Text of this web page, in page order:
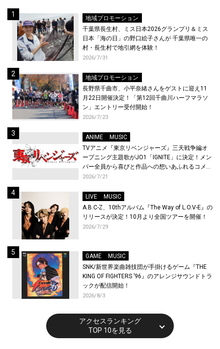
地域プロモーション
千葉県長生村、ミス日本2026グランプリ＆ミス
日本「海の日」の野口絵子さんが 千葉県唯一の
村・長生村で地引網を体験！
2026/7/31
地域プロモーション
長野県千曲市、小平奈緒さんをゲストに迎え11
月22日開催決定！「第12回千曲川ハーフマラソ
ン」エントリー受付開始！
2026/7/23
ANIME
MUSIC
TVアニメ『東京リベンジャーズ』三天戦争編オ
ープニング主題歌がJO1「IGNITE」に決定！メン
バー全員から喜びと作品への想いあふれるコメン
トが到着！9月に東京・大阪で先行上映会を開
2026/7/21
LIVE
MUSIC
A.B.C-Z、10thアルバム『The Way of L.O.V-E』の
リリースが決定！10月より全国ツアーを開催！
2026/7/29
GAME
MUSIC
SNK/新世界楽曲雑技団が手掛けるゲーム『THE
KING OF FIGHTERS ’96』のアレンジサウンドトラ
ックが配信開始！
2026/8/3
アクセスランキング
TOP 10を見る